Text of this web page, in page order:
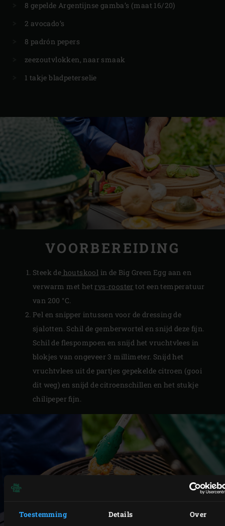
Toestemming Details Over
8 gepelde Argentijnse gamba’s (maat 16/20)
2 avocado’s
8 padrón pepers
zeezoutvlokken, naar smaak
1 takje bladpeterselie
VOORBEREIDING
Steek de houtskool in de Big Green Egg aan en
verwarm met hetrvs-rooster tot een temperatuur
van 200 °C.
Pel en snipper intussen voor de dressing de
sjalotten. Schil de gemberwortel en snijd deze fijn.
Schil de flespompoen en snijd het vruchtvlees in
blokjes van ongeveer 3 millimeter. Snijd het
vruchtvlees uit de partjes gepekelde citroen (gooi
dit weg) en snijd de citroenschillen en het stukje
chilipeper fijn.